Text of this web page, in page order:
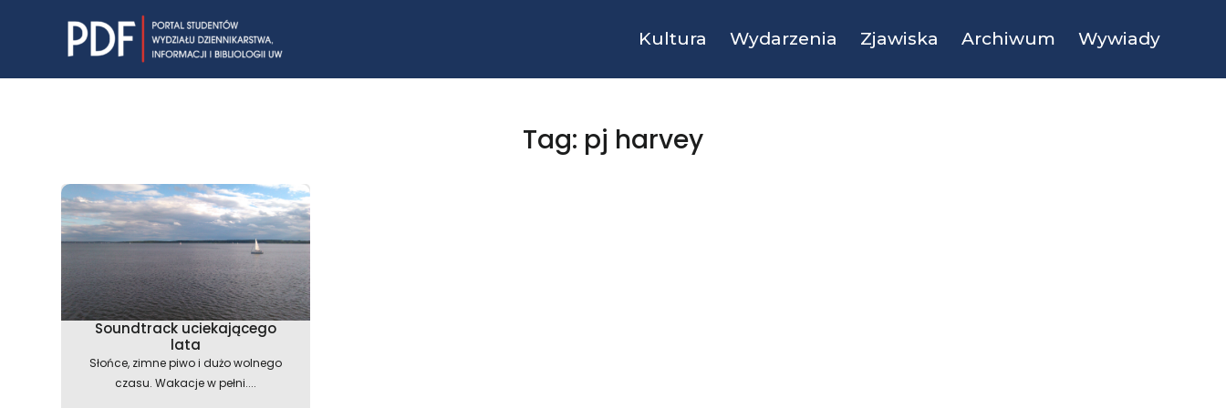
Kultura Wydarzenia Zjawiska Archiwum Wywiady
Tag: pj harvey
Soundtrack uciekającego
lata
Słońce, zimne piwo i dużo wolnego
czasu. Wakacje w pełni....